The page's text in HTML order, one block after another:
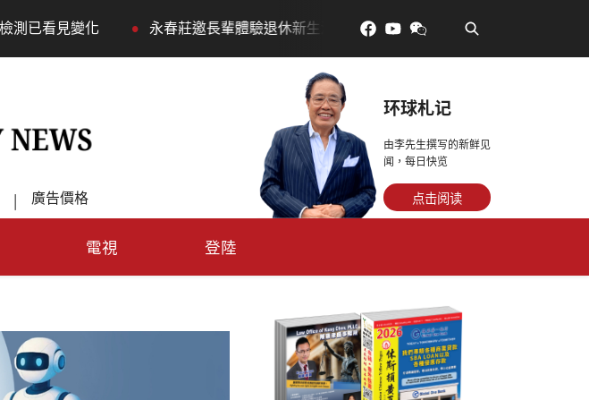
永春莊邀長輩體驗退休新生活，訂金放得多，月租省更多！ • 每天多走幾步路，老少都
| 廣告價格
环球札记
由李先生撰写的新鲜见
闻，每日快览
点击阅读
電視 登陸